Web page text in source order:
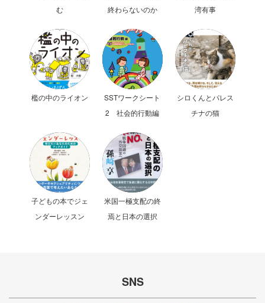
む
終わらないのか
湾有事
檻の中のライオン
SSTワークシート
2 社会的行動編
シロくんとパレス
チナの猫
子どもの本でジェ
ンダーレッスン
米国一極支配の終
焉と日本の選択
SNS